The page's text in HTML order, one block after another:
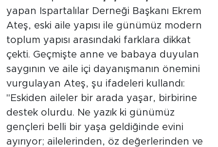
yapan Ispartalılar Derneği Başkanı Ekrem
Ateş, eski aile yapısı ile günümüz modern
toplum yapısı arasındaki farklara dikkat
çekti. Geçmişte anne ve babaya duyulan
saygının ve aile içi dayanışmanın önemini
vurgulayan Ateş, şu ifadeleri kullandı:
"Eskiden aileler bir arada yaşar, birbirine
destek olurdu. Ne yazık ki günümüz
gençleri belli bir yaşa geldiğinde evini
ayırıyor; ailelerinden, öz değerlerinden ve